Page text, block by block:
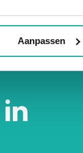
Aanpassen